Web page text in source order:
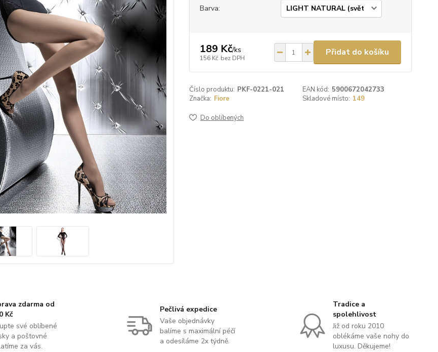
Barva:
189 Kč/ks
156 Kč bez DPH
Přidat do košíku
Číslo produktu: PKF-0221-021 EAN kód: 5900672042733
Značka: Fiore Skladové místo: 149
Do oblíbených
zdarma od
Kč
své oblíbené
a poštovné
za vás.
Pečlivá expedice
Vaše objednávky
balíme s maximální péčí
a odesíláme 2x týdně.
Tradice a
spolehlivost
Již od roku 2010
oblékáme vaše nohy do
luxusu. Děkujeme!